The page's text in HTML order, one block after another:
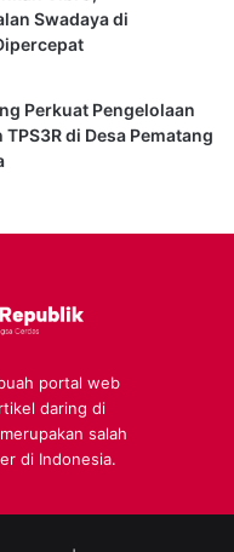
Swadaya di
Perkuat Pengelolaan
di Desa Pematang
portal web
daring di
salah
di Indonesia.